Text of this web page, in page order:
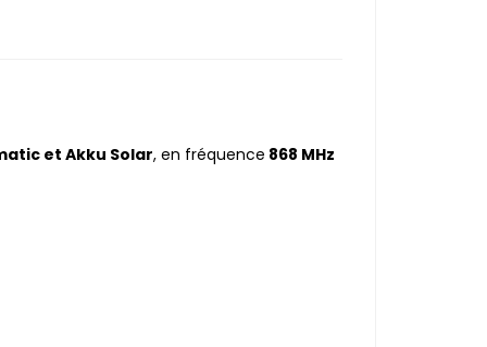
et Akku Solar, en fréquence 868 MHz